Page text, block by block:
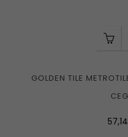
GOLDEN TILE
Cena